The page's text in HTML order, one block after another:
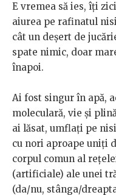
E vremea să ies, îți
aiurea pe rafinatul
cât un deșert de
spate nimic, doar
înapoi.
Ai fost singur în apă,
moleculară, vie și
ai lăsat, umflați pe
cu nori aproape uniți
corpul comun al
(artificiale) ale unei
(da/nu, stânga/